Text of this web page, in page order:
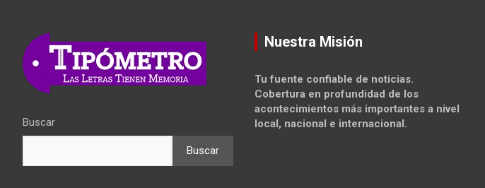
Buscar
Buscar
Nuestra Misión
Tu fuente confiable de noticias.
Cobertura en profundidad de los
acontecimientos más importantes a nivel
local, nacional e internacional.